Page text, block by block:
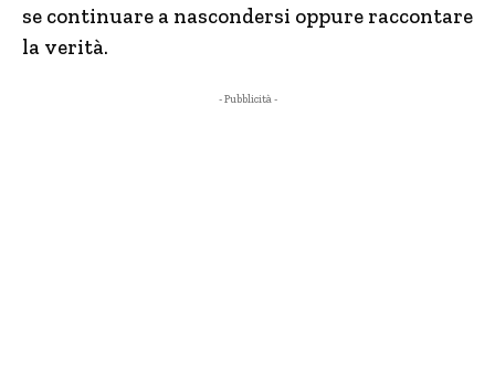
se continuare a nascondersi oppure raccontare
la verità.
- Pubblicità -